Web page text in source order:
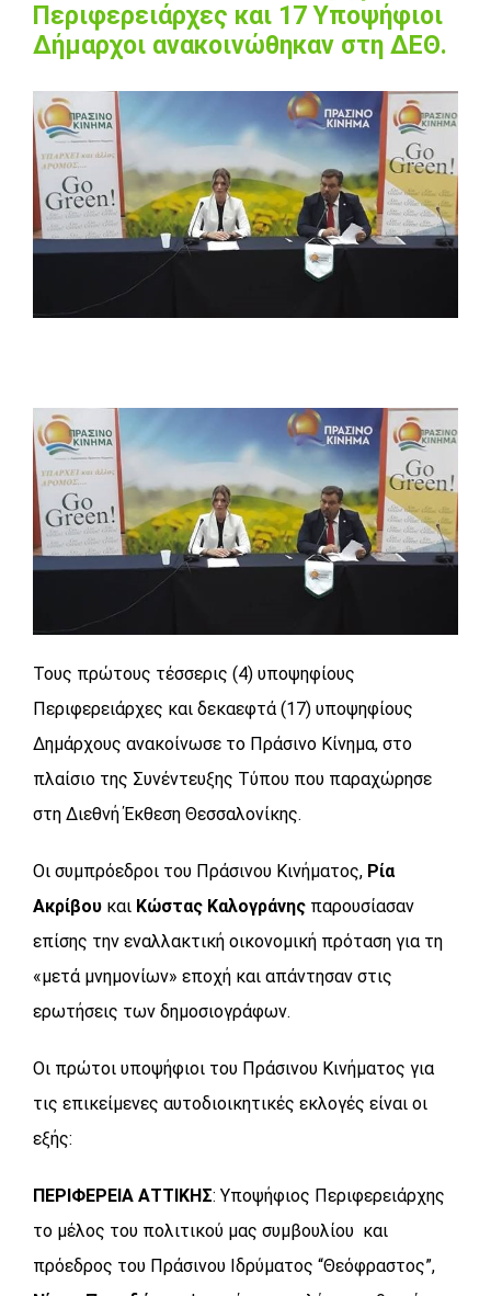
Περιφερειάρχες και 17 Υποψήφιοι
Δήμαρχοι ανακοινώθηκαν στη ΔΕΘ.
View
Larger
Image
Τους πρώτους τέσσερις (4) υποψηφίους
Περιφερειάρχες και δεκαεφτά (17) υποψηφίους
Δημάρχους ανακοίνωσε το Πράσινο Κίνημα, στο
πλαίσιο της Συνέντευξης Τύπου που παραχώρησε
στη Διεθνή Έκθεση Θεσσαλονίκης.
Οι συμπρόεδροι του Πράσινου Κινήματος, Ρία
Ακρίβου και Κώστας Καλογράνης παρουσίασαν
επίσης την εναλλακτική οικονομική πρόταση για τη
«μετά μνημονίων» εποχή και απάντησαν στις
ερωτήσεις των δημοσιογράφων.
Οι πρώτοι υποψήφιοι του Πράσινου Κινήματος για
τις επικείμενες αυτοδιοικητικές εκλογές είναι οι
εξής:
ΠΕΡΙΦΕΡΕΙΑ ΑΤΤΙΚΗΣ: Υποψήφιος Περιφερειάρχης
το μέλος του πολιτικού μας συμβουλίου και
πρόεδρος του Πράσινου Ιδρύματος “Θεόφραστος”,